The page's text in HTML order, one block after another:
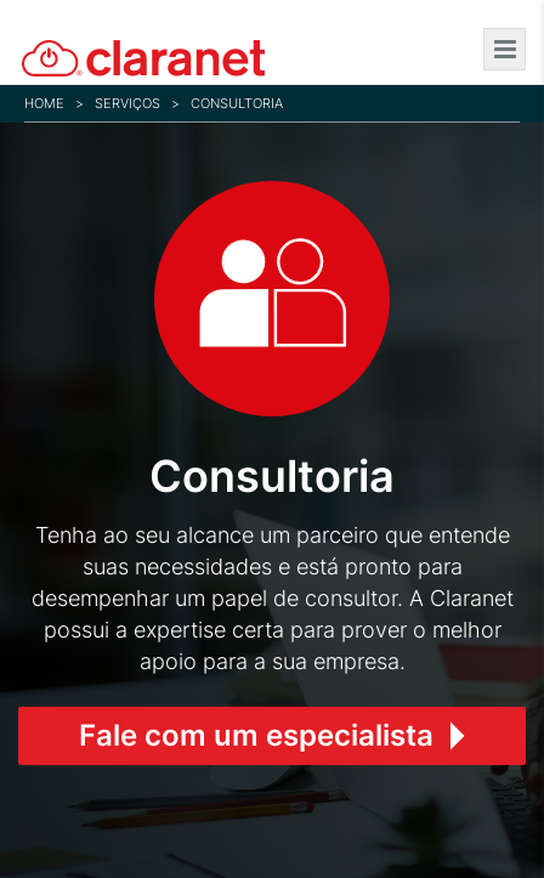
to
main
content
HOME > SERVIÇOS > CONSULTORIA
Consultoria
Tenha ao seu alcance um parceiro que entende
suas necessidades e está pronto para
desempenhar um papel de consultor. A Claranet
possui a expertise certa para prover o melhor
apoio para a sua empresa.
Fale com um especialista